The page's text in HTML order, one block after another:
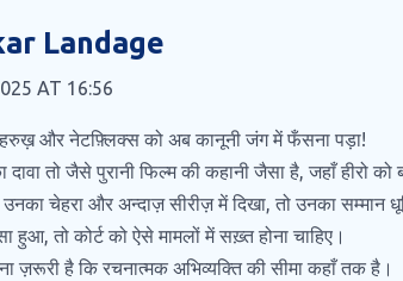
Landage
AT 16:56
और नेटफ़्लिक्स को अब कानूनी जंग में फँसना पड़ा!
तो जैसे पुरानी फिल्म की कहानी जैसा है, जहाँ हीरो को
चेहरा और अन्दाज़ सीरीज़ में दिखा, तो उनका सम्मान
हुआ, तो कोर्ट को ऐसे मामलों में सख़्त होना चाहिए।
ज़रूरी है कि रचनात्मक अभिव्यक्ति की सीमा कहाँ तक है।